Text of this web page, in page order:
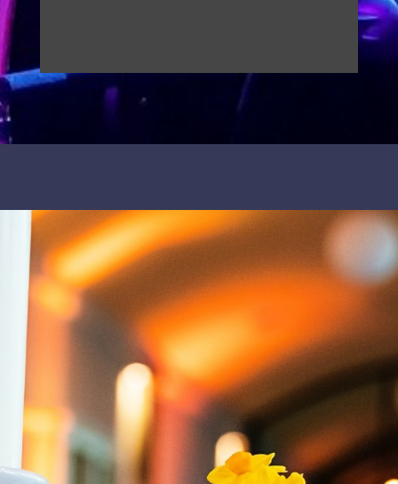
Italien - live!
Unser lieber Carlo hat alle italienischen Klassiker
an Bord. Ramazotti, Zucchero oder Adriano
Celentano sind natürlich Ehrensache. Darüber
hinaus finden sich Interpreten von Venditti, Tozzi
oder Nannini im Repertoire – allesamt
authentisch interpretiert mit viel italienischem
Charme ;-).